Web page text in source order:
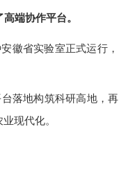
端协作平台。
徽省实验室正式运行，
落地构筑科研高地，再
现代化。